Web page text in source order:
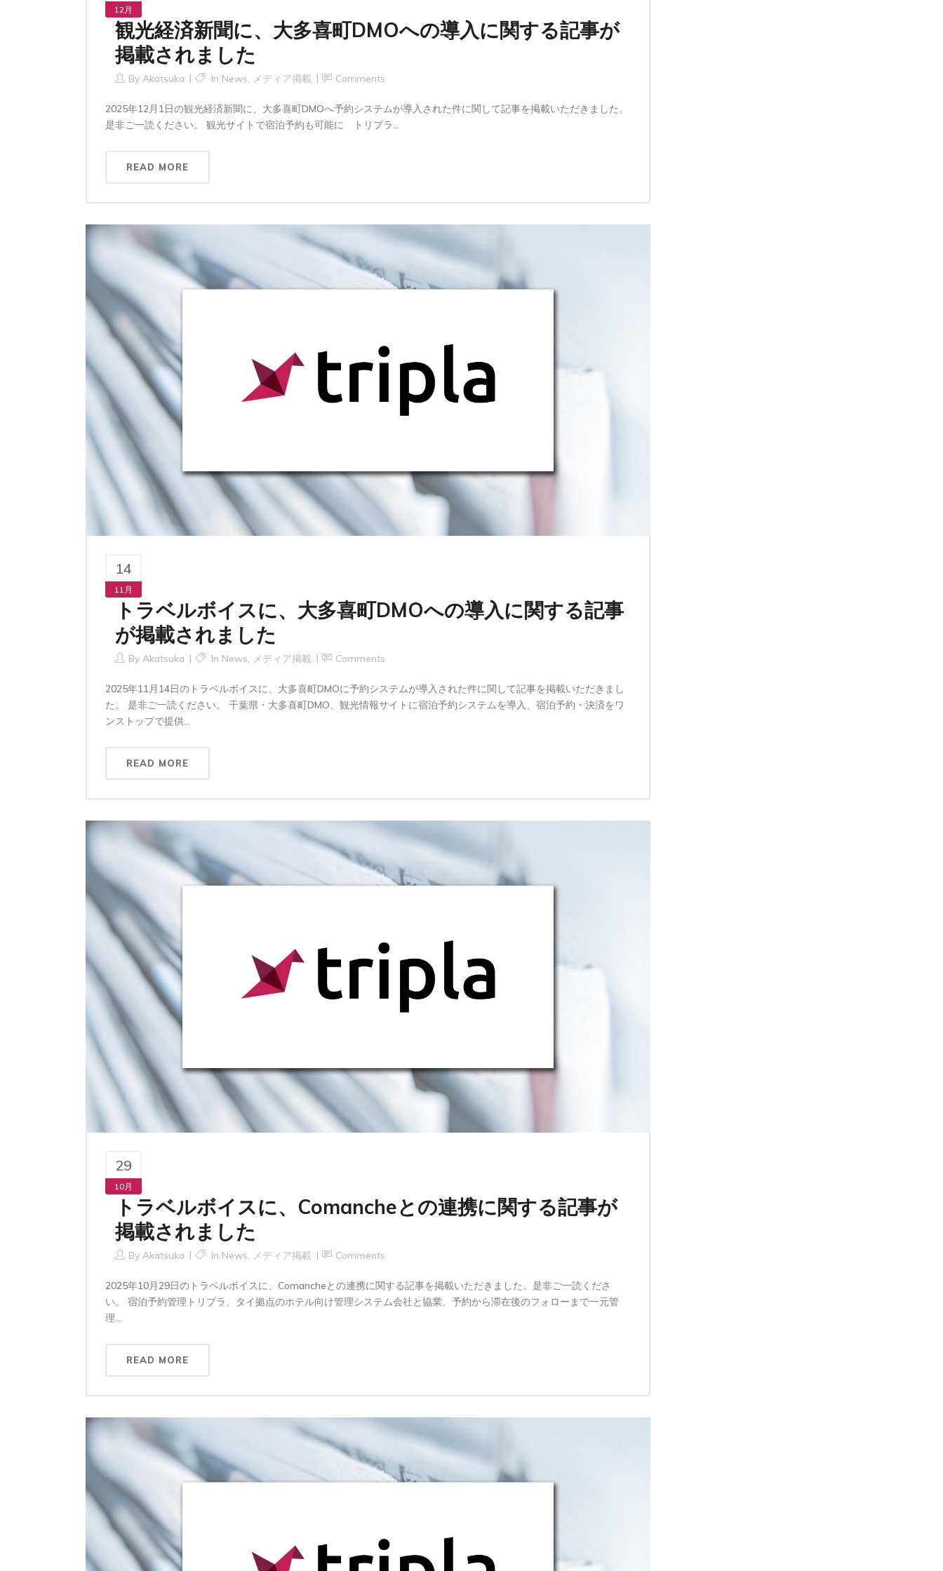
12月
観光経済新聞に、大多喜町DMOへの導入に関する記事が
掲載されました
By Akatsuka In News, メディア掲載 Comments
2025年12月1日の観光経済新聞に、大多喜町DMOへ予約システムが導入された件に関して記事を掲載いただきました。
是非ご一読ください。 観光サイトで宿泊予約も可能に トリプラ...
READ MORE
14
11月
トラベルボイスに、大多喜町DMOへの導入に関する記事
が掲載されました
By Akatsuka In News, メディア掲載 Comments
2025年11月14日のトラベルボイスに、大多喜町DMOに予約システムが導入された件に関して記事を掲載いただきまし
た。 是非ご一読ください。 千葉県・大多喜町DMO、観光情報サイトに宿泊予約システムを導入、宿泊予約・決済をワ
ンストップで提供...
READ MORE
29
10月
トラベルボイスに、Comancheとの連携に関する記事が
掲載されました
By Akatsuka In News, メディア掲載 Comments
2025年10月29日のトラベルボイスに、Comancheとの連携に関する記事を掲載いただきました。是非ご一読くださ
い。 宿泊予約管理トリプラ、タイ拠点のホテル向け管理システム会社と協業、予約から滞在後のフォローまで一元管
理...
READ MORE